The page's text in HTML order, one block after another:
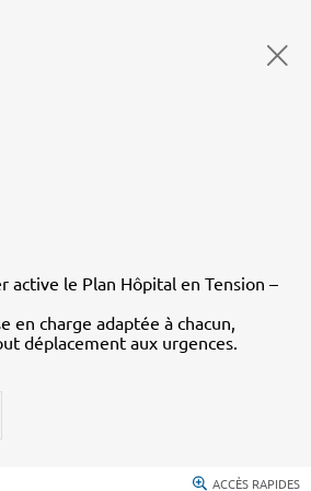
active le Plan Hôpital en Tension –
en charge adaptée à chacun,
déplacement aux urgences.
ACCÈS RAPIDES